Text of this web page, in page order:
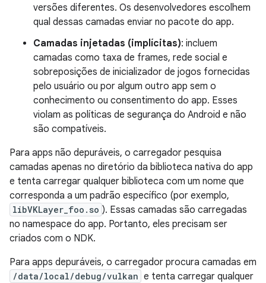
versões diferentes. Os desenvolvedores escolhem
qual dessas camadas enviar no pacote do app.
Camadas injetadas (implícitas): incluem
camadas como taxa de frames, rede social e
sobreposições de inicializador de jogos fornecidas
pelo usuário ou por algum outro app sem o
conhecimento ou consentimento do app. Esses
violam as políticas de segurança do Android e não
são compatíveis.
Para apps não depuráveis, o carregador pesquisa
camadas apenas no diretório da biblioteca nativa do app
e tenta carregar qualquer biblioteca com um nome que
corresponda a um padrão específico (por exemplo,
libVKLayer_foo.so ). Essas camadas são carregadas
no namespace do app. Portanto, eles precisam ser
criados com o NDK.
Para apps depuráveis, o carregador procura camadas em
/data/local/debug/vulkan e tenta carregar qualquer